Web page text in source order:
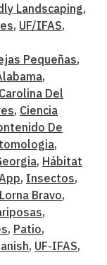
Landscaping,
, UF/IFAS,
Pequeñas,
,
Carolina Del
, Ciencia
De
,
, Hábitat
, Insectos,
Lorna Bravo,
,
, Patio,
, UF-IFAS,